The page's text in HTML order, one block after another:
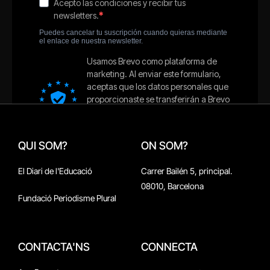
QUI SOM?
El Diari de l'Educació
Fundació Periodisme Plural
ON SOM?
Carrer Bailén 5, principal.
08010, Barcelona
CONTACTA'NS CONNECTA